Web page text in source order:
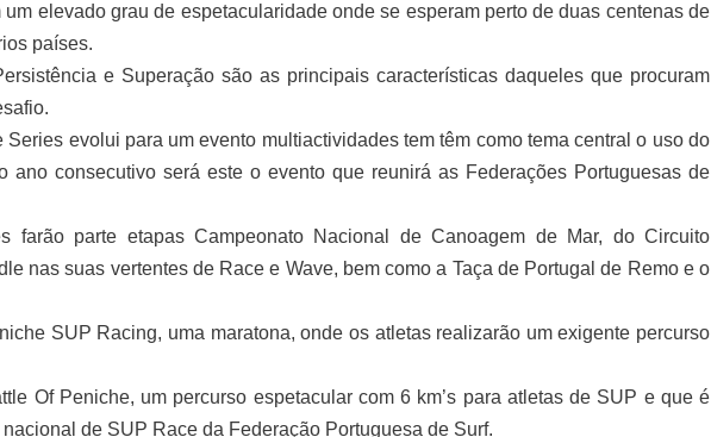
um elevado grau de espetacularidade onde se esperam perto de duas centenas de
países.
e Superação são as principais características daqueles que procuram
evolui para um evento multiactividades tem têm como tema central o uso do
ano consecutivo será este o evento que reunirá as Federações Portuguesas de
farão parte etapas Campeonato Nacional de Canoagem de Mar, do Circuito
nas suas vertentes de Race e Wave, bem como a Taça de Portugal de Remo e o
SUP Racing, uma maratona, onde os atletas realizarão um exigente percurso
Of Peniche, um percurso espetacular com 6 km’s para atletas de SUP e que é
de SUP Race da Federação Portuguesa de Surf.